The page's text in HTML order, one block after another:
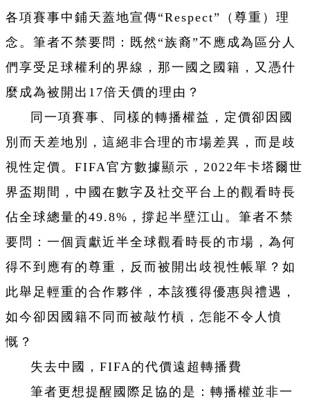
各項賽事中鋪天蓋地宣傳“Respect”（尊重）理
念。筆者不禁要問：既然“族裔”不應成為區分人
們享受足球權利的界線，那一國之國籍，又憑什
麼成為被開出17倍天價的理由？
同一項賽事、同樣的轉播權益，定價卻因國
別而天差地別，這絕非合理的市場差異，而是歧
視性定價。FIFA官方數據顯示，2022年卡塔爾世
界盃期間，中國在數字及社交平台上的觀看時長
佔全球總量的49.8%，撐起半壁江山。筆者不禁
要問：一個貢獻近半全球觀看時長的市場，為何
得不到應有的尊重，反而被開出歧視性帳單？如
此舉足輕重的合作夥伴，本該獲得優惠與禮遇，
如今卻因國籍不同而被敲竹槓，怎能不令人憤
慨？
失去中國，FIFA的代價遠超轉播費
筆者更想提醒國際足協的是：轉播權並非一